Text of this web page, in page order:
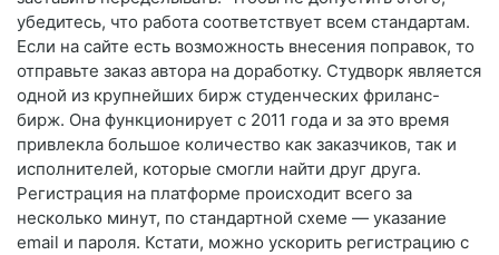
убедитесь, что работа соответствует всем стандартам.
Если на сайте есть возможность внесения поправок, то
отправьте заказ автора на доработку. Студворк является
одной из крупнейших бирж студенческих фриланс-
бирж. Она функционирует с 2011 года и за это время
привлекла большое количество как заказчиков, так и
исполнителей, которые смогли найти друг друга.
Регистрация на платформе происходит всего за
несколько минут, по стандартной схеме — указание
email и пароля. Кстати, можно ускорить регистрацию с